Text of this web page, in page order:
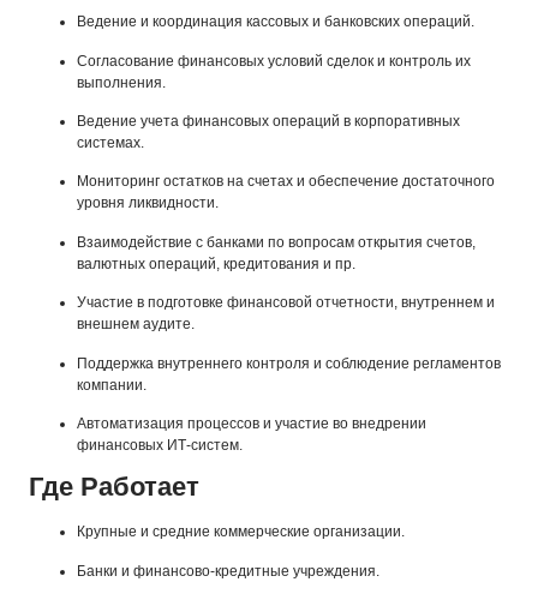
Ведение и координация кассовых и банковских операций.
Согласование финансовых условий сделок и контроль их
выполнения.
Ведение учета финансовых операций в корпоративных
системах.
Мониторинг остатков на счетах и обеспечение достаточного
уровня ликвидности.
Взаимодействие с банками по вопросам открытия счетов,
валютных операций, кредитования и пр.
Участие в подготовке финансовой отчетности, внутреннем и
внешнем аудите.
Поддержка внутреннего контроля и соблюдение регламентов
компании.
Автоматизация процессов и участие во внедрении
финансовых ИТ-систем.
Где Работает
Крупные и средние коммерческие организации.
Банки и финансово-кредитные учреждения.